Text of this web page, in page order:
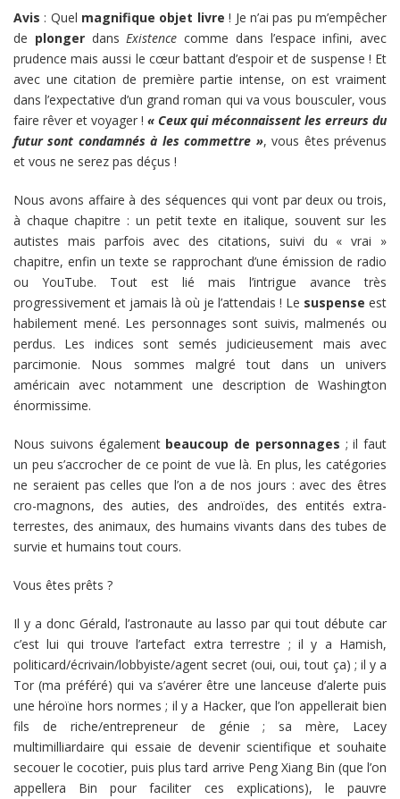
Avis : Quel magnifique objet livre ! Je n’ai pas pu m’empêcher
de plongerdansExistence comme dans l’espace infini, avec
prudence mais aussi le cœur battant d’espoir et de suspense ! Et
avec une citation de première partie intense, on est vraiment
dans l’expectative d’un grand roman qui va vous bousculer, vous
faire rêver et voyager ! « Ceux qui méconnaissent les erreurs du
futur sont condamnés à les commettre », vous êtes prévenus
et vous ne serez pas déçus !
Nous avons affaire à des séquences qui vont par deux ou trois,
à chaque chapitre : un petit texte en italique, souvent sur les
autistes mais parfois avec des citations, suivi du « vrai »
chapitre, enfin un texte se rapprochant d’une émission de radio
ou YouTube. Tout est lié mais l’intrigue avance très
progressivement et jamais là où je l’attendais ! Le suspense est
habilement mené. Les personnages sont suivis, malmenés ou
perdus. Les indices sont semés judicieusement mais avec
parcimonie. Nous sommes malgré tout dans un univers
américain avec notamment une description de Washington
énormissime.
Nous suivons également beaucoup de personnages ; il faut
un peu s’accrocher de ce point de vue là. En plus, les catégories
ne seraient pas celles que l’on a de nos jours : avec des êtres
cro-magnons, des auties, des androïdes, des entités extra-
terrestes, des animaux, des humains vivants dans des tubes de
survie et humains tout cours.
Vous êtes prêts ?
Il y a donc Gérald, l’astronaute au lasso par qui tout débute car
c’est lui qui trouve l’artefact extra terrestre ; il y a Hamish,
politicard/écrivain/lobbyiste/agent secret (oui, oui, tout ça) ; il y a
Tor (ma préféré) qui va s’avérer être une lanceuse d’alerte puis
une héroïne hors normes ; il y a Hacker, que l’on appellerait bien
fils de riche/entrepreneur de génie ; sa mère, Lacey
multimilliardaire qui essaie de devenir scientifique et souhaite
secouer le cocotier, puis plus tard arrive Peng Xiang Bin (que l’on
appellera Bin pour faciliter ces explications), le pauvre